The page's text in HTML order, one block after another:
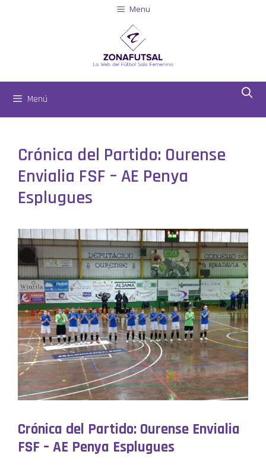
Menu
Menú
Crónica del Partido: Ourense
Envialia FSF – AE Penya
Esplugues
Crónica del Partido: Ourense Envialia
FSF – AE Penya Esplugues